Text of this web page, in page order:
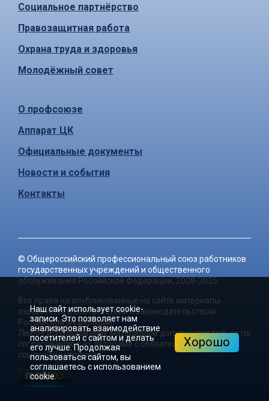
Социальное партнёрство
Правозащитная работа
Охрана труда и здоровья
Молодёжный совет
О профсоюзе
Аппарат ЦК
Официальные документы
Новости и события
Контакты
© Общероссийский профессиональный союз работников
государственных учреждений и общественного
обслуживания Российской Федерации, 2008-2025
Все права на опубликованные на сайте материалы
охраняются в соответствии с законодательством
Российской Федерации.
Любое использование материалов допускается только по
согласованию с их авторами с обязательной активной
ссылкой на источник.
Наш сайт использует cookie-
записи. Это позволяет нам
анализировать взаимодействие
посетителей с сайтом и делать
его лучше. Продолжая
пользоваться сайтом, вы
соглашаетесь с использованием
cookie.
Хорошо